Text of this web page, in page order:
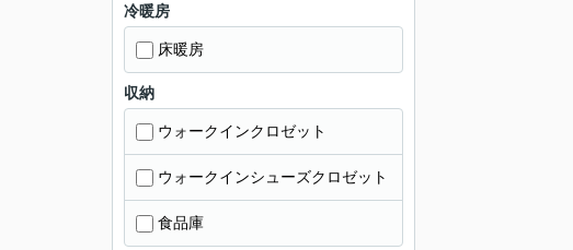
冷暖房
床暖房
収納
ウォークインクロゼット
ウォークインシューズクロゼット
食品庫